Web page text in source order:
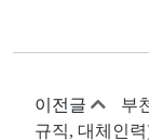
이전글
부
규직, 대체인